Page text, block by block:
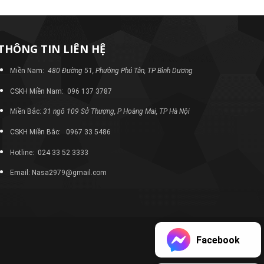
TIN LIÊN HỆ
Miền Nam: 480 Đường 51, Phường Phú Tân, TP Bình Dương
CSKH Miền Nam: 096 137 3787
Miền Bắc: 31 ngõ 109 Sở Thượng, P Hoàng Mai, TP Hà Nội
CSKH Miền Bắc: 0967 33 5486
Hotline: 024 33 52 3333
Email: Nasa2979@gmail.com
Facebook